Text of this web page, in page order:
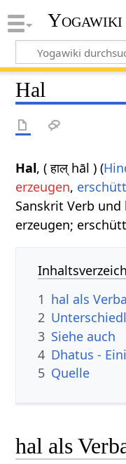
Yogawiki
Hal
Hal, ( हाल् hāl ) (
erzeugen,
Sanskrit Verb
erzeugen;
1 hal als
2
3 Siehe auch
4 Dhatus -
5 Quelle
hal als